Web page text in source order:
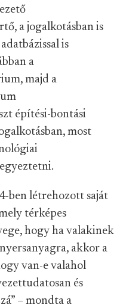
a jogalkotásban is
is
a
majd a
építési-bontási
most
ben létrehozott saját
térképes
hogy ha valakinek
akkor a
van-e valahol
és
– mondta a